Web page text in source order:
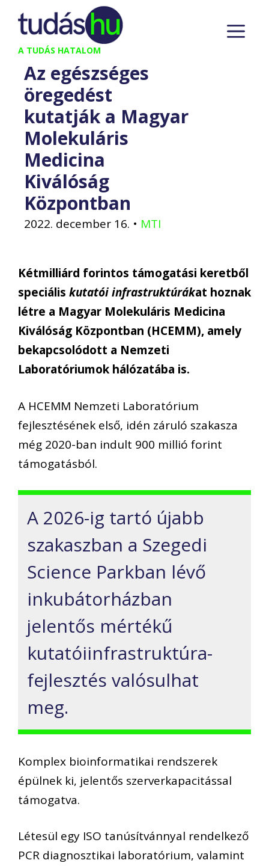
Kilépés
tartalomba
A TUDÁS HATALOM
Az egészséges
öregedést
kutatják a Magyar
Molekuláris
Medicina
Kiválóság
Központban
2022. december 16. • MTI
Kétmilliárd forintos támogatási keretből
speciális kutatói infrastruktúrákat hoznak
létre a Magyar Molekuláris Medicina
Kiválóság Központban (HCEMM), amely
bekapcsolódott a Nemzeti
Laboratóriumok hálózatába is.
A HCEMM Nemzeti Laboratórium
fejlesztésének első, idén záruló szakasza
még 2020-ban indult 900 millió forint
támogatásból.
A 2026-ig tartó újabb
szakaszban a Szegedi
Science Parkban lévő
inkubátorházban
jelentős mértékű
kutatóiinfrastruktúra-
fejlesztés valósulhat
meg.
Komplex bioinformatikai rendszerek
épülnek ki, jelentős szerverkapacitással
támogatva.
Létesül egy ISO tanúsítvánnyal rendelkező
PCR diagnosztikai laboratórium, valamint